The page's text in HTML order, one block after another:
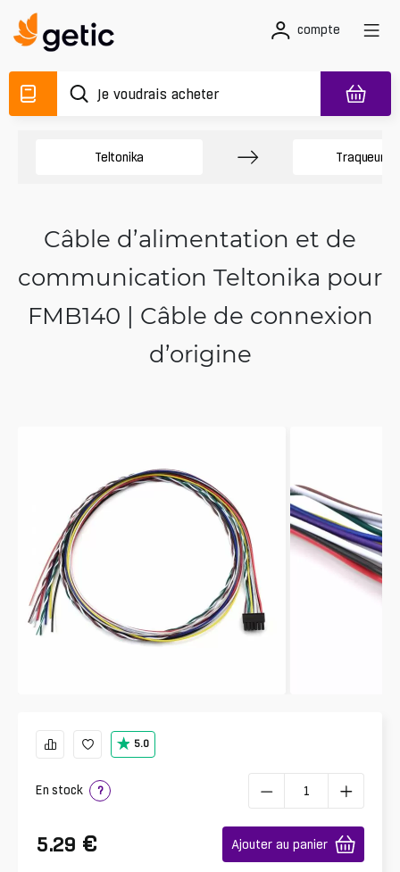
compte
Teltonika Traqueurs
Câble d’alimentation et de
communication Teltonika pour
FMB140 | Câble de connexion
d’origine
5.0
En stock ?
5.29 € Ajouter au panier